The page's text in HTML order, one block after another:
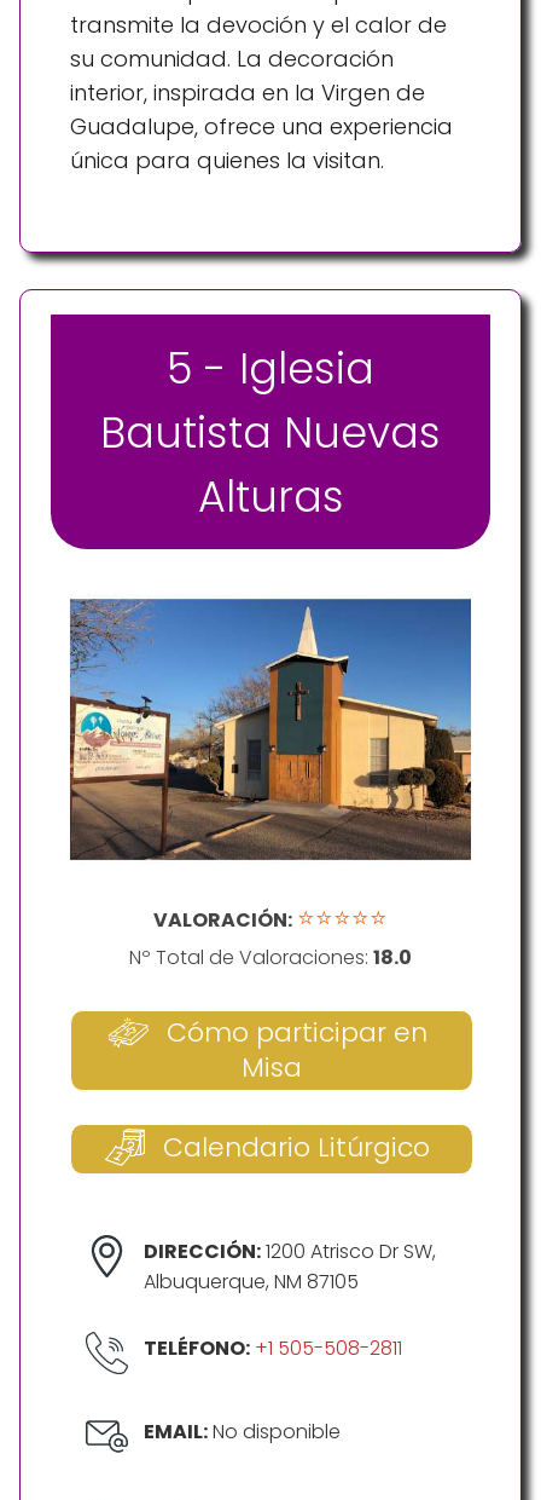
transmite la devoción y el calor de
su comunidad. La decoración
interior, inspirada en la Virgen de
Guadalupe, ofrece una experiencia
única para quienes la visitan.
5 - Iglesia
Bautista Nuevas
Alturas
VALORACIÓN: ⭐⭐⭐⭐⭐
Nº Total de Valoraciones: 18.0
Cómo participar en
Misa
Calendario Litúrgico
DIRECCIÓN:1200 Atrisco Dr SW,
Albuquerque, NM 87105
TELÉFONO: +1 505-508-2811
EMAIL:No disponible